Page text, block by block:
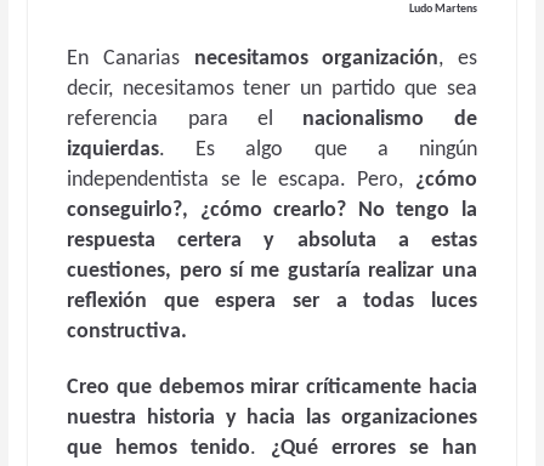
Ludo Martens
En Canarias necesitamos organización, es
decir, necesitamos tener un partido que sea
referencia para el nacionalismo de
izquierdas. Es algo que a ningún
independentista se le escapa. Pero, ¿cómo
conseguirlo?, ¿cómo crearlo? No tengo la
respuesta certera y absoluta a estas
cuestiones, pero sí me gustaría realizar una
reflexión que espera ser a todas luces
constructiva.
Creo que debemos mirar críticamente hacia
nuestra historia y hacia las organizaciones
que hemos tenido. ¿Qué errores se han